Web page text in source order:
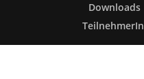
Downloads